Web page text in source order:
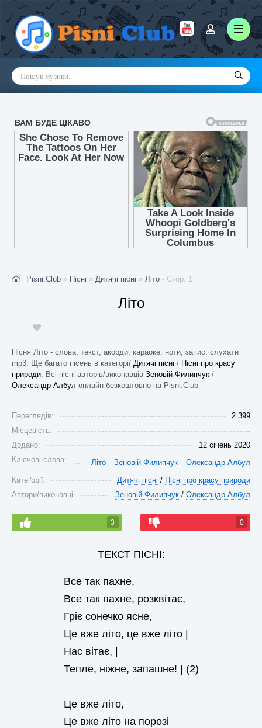
Pisni.Club » Пісні » Дитячі пісні » Літо - Стор. 1
Літо
Пісня Літо - слова, текст, акорди, караоке, ноти, запис, слухати
mp3. Ще багато пісень в категорії Дитячі пісні / Пісні про красу
природи. Всі пісні авторів/виконавців Зеновій Филипчук /
Олександр Албул онлайн безкоштовно на Pisni.Club
Переглядів:
2 399
Місцевість:
-
Додано:
12 січень 2020
Ключові слова:
Літо Зеновій Филипчук
Олександр Албул
Катеґорії:
Дитячі пісні / Пісні про красу природи
Автори/виконавці:
Зеновій Филипчук / Олександр Албул
3 0
ТЕКСТ ПІСНІ:
Все так пахне,
Все так пахне, розквітає,
Гріє сонечко ясне,
Це вже літо, це вже літо |
Нас вітає, |
Тепле, ніжне, запашне! | (2)
Це вже літо,
Це вже літо на порозі